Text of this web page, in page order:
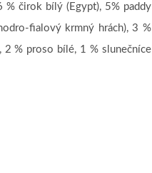
% čirok bílý (Egypt), 5% paddy
fialový krmný hrách), 3 %
2 % proso bílé, 1 % slunečníce